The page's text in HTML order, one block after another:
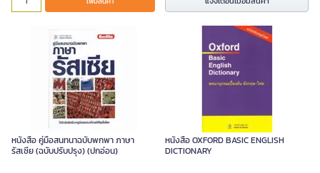
หนังสือ คู่มือสนทนาฉบับพกพา ภาษา
รัสเซีย (ฉบับปรับปรุง) (ปกอ่อน)
หนังสือ OXFORD BASIC ENGLISH
DICTIONARY